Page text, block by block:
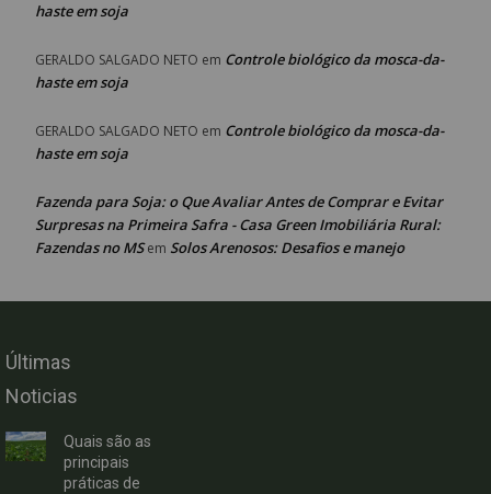
haste em soja
GERALDO SALGADO NETO em Controle biológico da mosca-da-
haste em soja
GERALDO SALGADO NETO em Controle biológico da mosca-da-
haste em soja
Fazenda para Soja: o Que Avaliar Antes de Comprar e Evitar
Surpresas na Primeira Safra - Casa Green Imobiliária Rural:
Fazendas no MSem Solos Arenosos: Desafios e manejo
Últimas
Noticias
Quais são as
principais
práticas de